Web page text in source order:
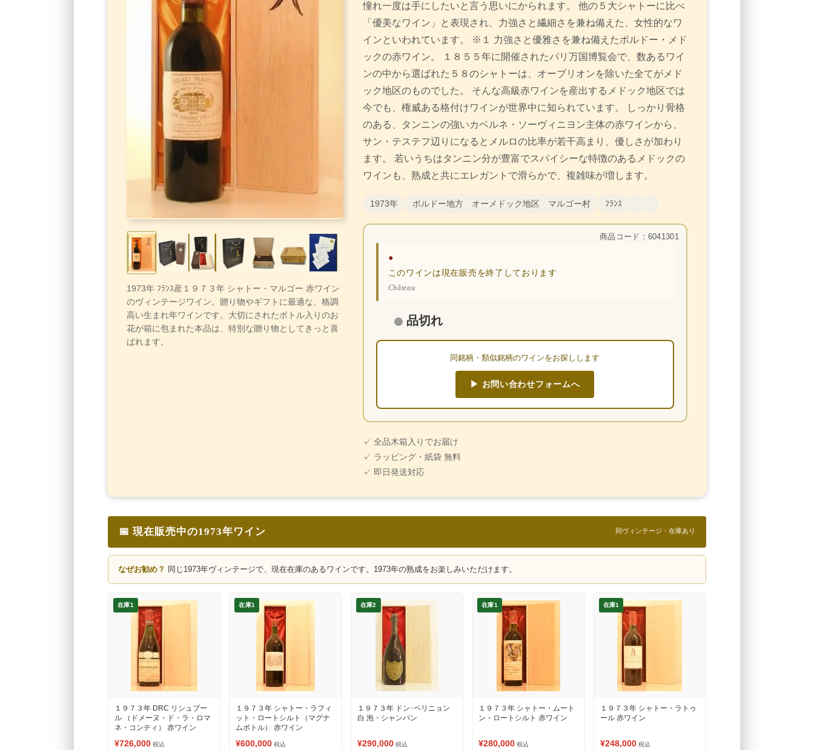
1973年 ﾌﾗﾝｽ産１９７３年 シャトー・マルゴー 赤ワイン
のヴィンテージワイン。贈り物やギフトに最適な、格調
高い生まれ年ワインです。大切にされたボトル入りのお
花が箱に包まれた本品は、特別な贈り物としてきっと喜
ばれます。
憧れ一度は手にしたいと言う思いにかられます。 他の５大シャトーに比べ
「優美なワイン」と表現され、力強さと繊細さを兼ね備えた、女性的なワ
インといわれています。 ※１ 力強さと優雅さを兼ね備えたボルドー・メド
ックの赤ワイン。 １８５５年に開催されたパリ万国博覧会で、数あるワイ
ンの中から選ばれた５８のシャトーは、オーブリオンを除いた全てがメド
ック地区のものでした。 そんな高級赤ワインを産出するメドック地区では
今でも、権威ある格付けワインが世界中に知られています。 しっかり骨格
のある、タンニンの強いカベルネ・ソーヴィニヨン主体の赤ワインから、
サン・テステフ辺りになるとメルロの比率が若干高まり、優しさが加わり
ます。 若いうちはタンニン分が豊富でスパイシーな特徴のあるメドックの
ワインも、熟成と共にエレガントで滑らかで、複雑味が増します。
1973年 ボルドー地方 オーメドック地区 マルゴー村 ﾌﾗﾝｽ
商品コード：6041301
●
このワインは現在販売を終了しております
Château
品切れ
同銘柄・類似銘柄のワインをお探しします
▶ お問い合わせフォームへ
✓ 全品木箱入りでお届け
✓ ラッピング・紙袋 無料
✓ 即日発送対応
📅 現在販売中の1973年ワイン 同ヴィンテージ・在庫あり
なぜお勧め？ 同じ1973年ヴィンテージで、現在在庫のあるワインです。1973年の熟成をお楽しみいただけます。
在庫1
１９７３年 DRC リシュブー
ル （ドメーヌ・ド・ラ・ロマ
ネ・コンティ） 赤ワイン
¥726,000 税込
在庫1
１９７３年 シャトー・ラフィ
ット・ロートシルト（マグナ
ムボトル） 赤ワイン
¥600,000 税込
在庫2
１９７３年 ドン･ペリニョン
白 泡・シャンパン
¥290,000 税込
在庫1
１９７３年 シャトー・ムート
ン・ロートシルト 赤ワイン
¥280,000 税込
在庫1
１９７３年 シャトー・ラトゥ
ール 赤ワイン
¥248,000 税込